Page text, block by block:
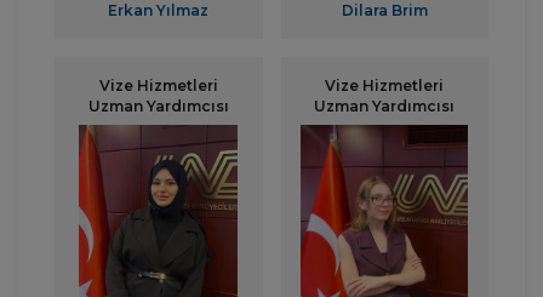
Erkan Yılmaz Dilara Brim
Vize Hizmetleri
Uzman Yardımcısı
Vize Hizmetleri
Uzman Yardımcısı